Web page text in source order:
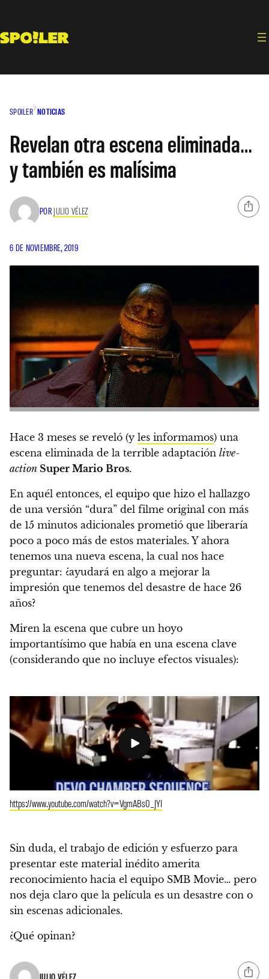
contenido
SPOILER NOTICIAS
Revelan otra escena eliminada…
y también es malísima
POR JULIO VÉLEZ
6 DE NOVIEMBRE, 2019
Hace 3 meses se reveló (y les informamos) una
escena eliminada de la terrible adaptación live-
action Super Mario Bros.
En aquél entonces, el equipo que hizo el hallazgo
de una versión “dura” del filme original con más
de 15 minutos adicionales prometió que liberaría
poco a poco más de estos materiales. Y ahora
tenemos una nueva escena, la cual nos hace
preguntar: ¿ayudará en algo a mejorar la
impresión que tenemos del desastre de hace 26
años?
Miren la escena que cubre un hoyo
importantísimo que había en una escena clave
(considerando que no incluye efectos visuales):
https://www.youtube.com/watch?v=VgmABs0_JYI
Sin duda, el trabajo de edición y esfuerzo para
presentar este material inédito amerita
reconocimiento hacia el equipo SMB Movie… pero
nos deja claro que la película es un desastre con o
sin escenas adicionales.
¿Qué opinan?
JULIO VÉLEZ